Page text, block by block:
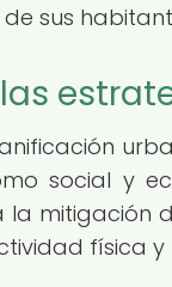
sus
social y
la mitigación
física